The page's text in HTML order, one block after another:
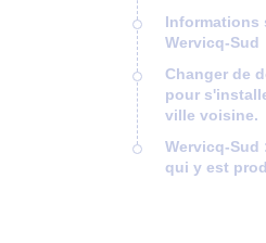
Informations
Wervicq-Sud
Changer de
pour
ville voisine.
Wervicq-Sud
qui y est